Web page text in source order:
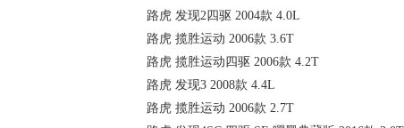
【】
【路虎】
【】
【】
【】
路虎 发现2四驱 2004款 4.0L
路虎 揽胜运动 2006款 3.6T
路虎 揽胜运动四驱 2006款 4.2T
路虎 发现3 2008款 4.4L
路虎 揽胜运动 2006款 2.7T